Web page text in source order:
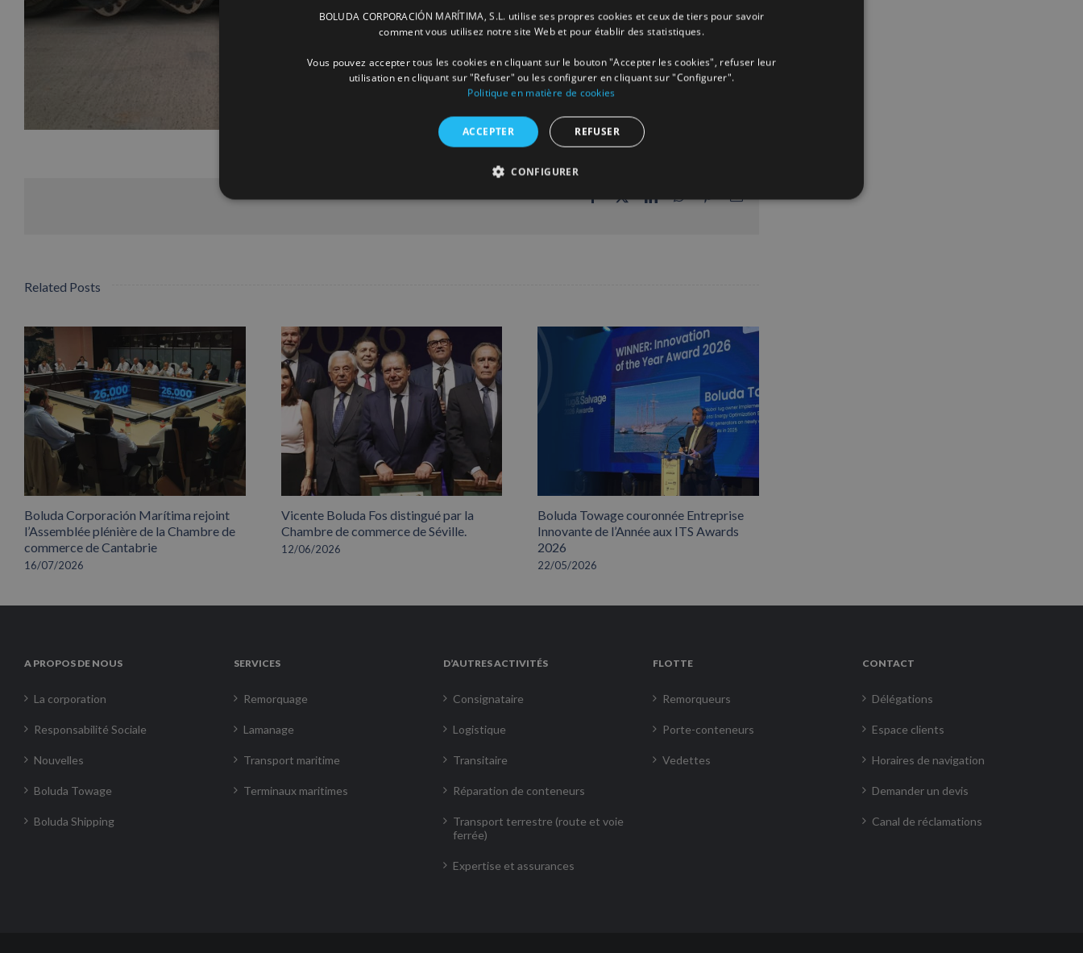
Related Posts
Boluda Corporación Marítima rejoint
l’Assemblée plénière de la Chambre de
commerce de Cantabrie
16/07/2026
Vicente Boluda Fos distingué par la
Chambre de commerce de Séville.
12/06/2026
Boluda Towage couronnée Entreprise
Innovante de l’Année aux ITS Awards
2026
22/05/2026
A PROPOS DE NOUS
La corporation
Responsabilité Sociale
Nouvelles
Boluda Towage
Boluda Shipping
SERVICES
Remorquage
Lamanage
Transport maritime
Terminaux maritimes
D’AUTRES ACTIVITÉS
Consignataire
Logistique
Transitaire
Réparation de conteneurs
Transport terrestre (route et voie
ferrée)
Expertise et assurances
FLOTTE
Remorqueurs
Porte-conteneurs
Vedettes
CONTACT
Délégations
Espace clients
Horaires de navigation
Demander un devis
Canal de réclamations
BOLUDA CORPORACIÓN MARÍTIMA, S.L. utilise ses propres cookies et ceux de tiers pour savoir
comment vous utilisez notre site Web et pour établir des statistiques.
Vous pouvez accepter tous les cookies en cliquant sur le bouton "Accepter les cookies", refuser leur
utilisation en cliquant sur "Refuser" ou les configurer en cliquant sur "Configurer".
Politique en matière de cookies
ACCEPTER REFUSER
CONFIGURER